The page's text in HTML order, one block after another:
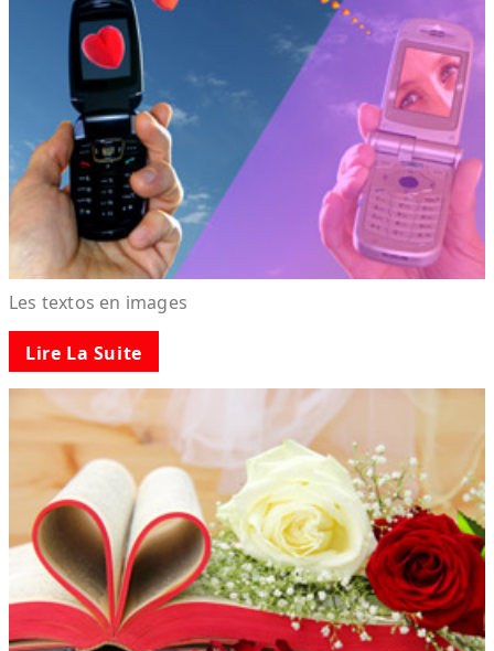
Les textos en images
Lire La Suite